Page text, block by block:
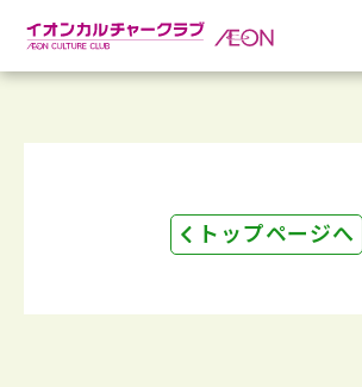
トップページへ